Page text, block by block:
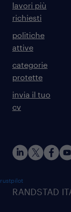
lavori più
richiesti
politiche
attive
categorie
protette
invia il tuo
cv
RANDSTAD